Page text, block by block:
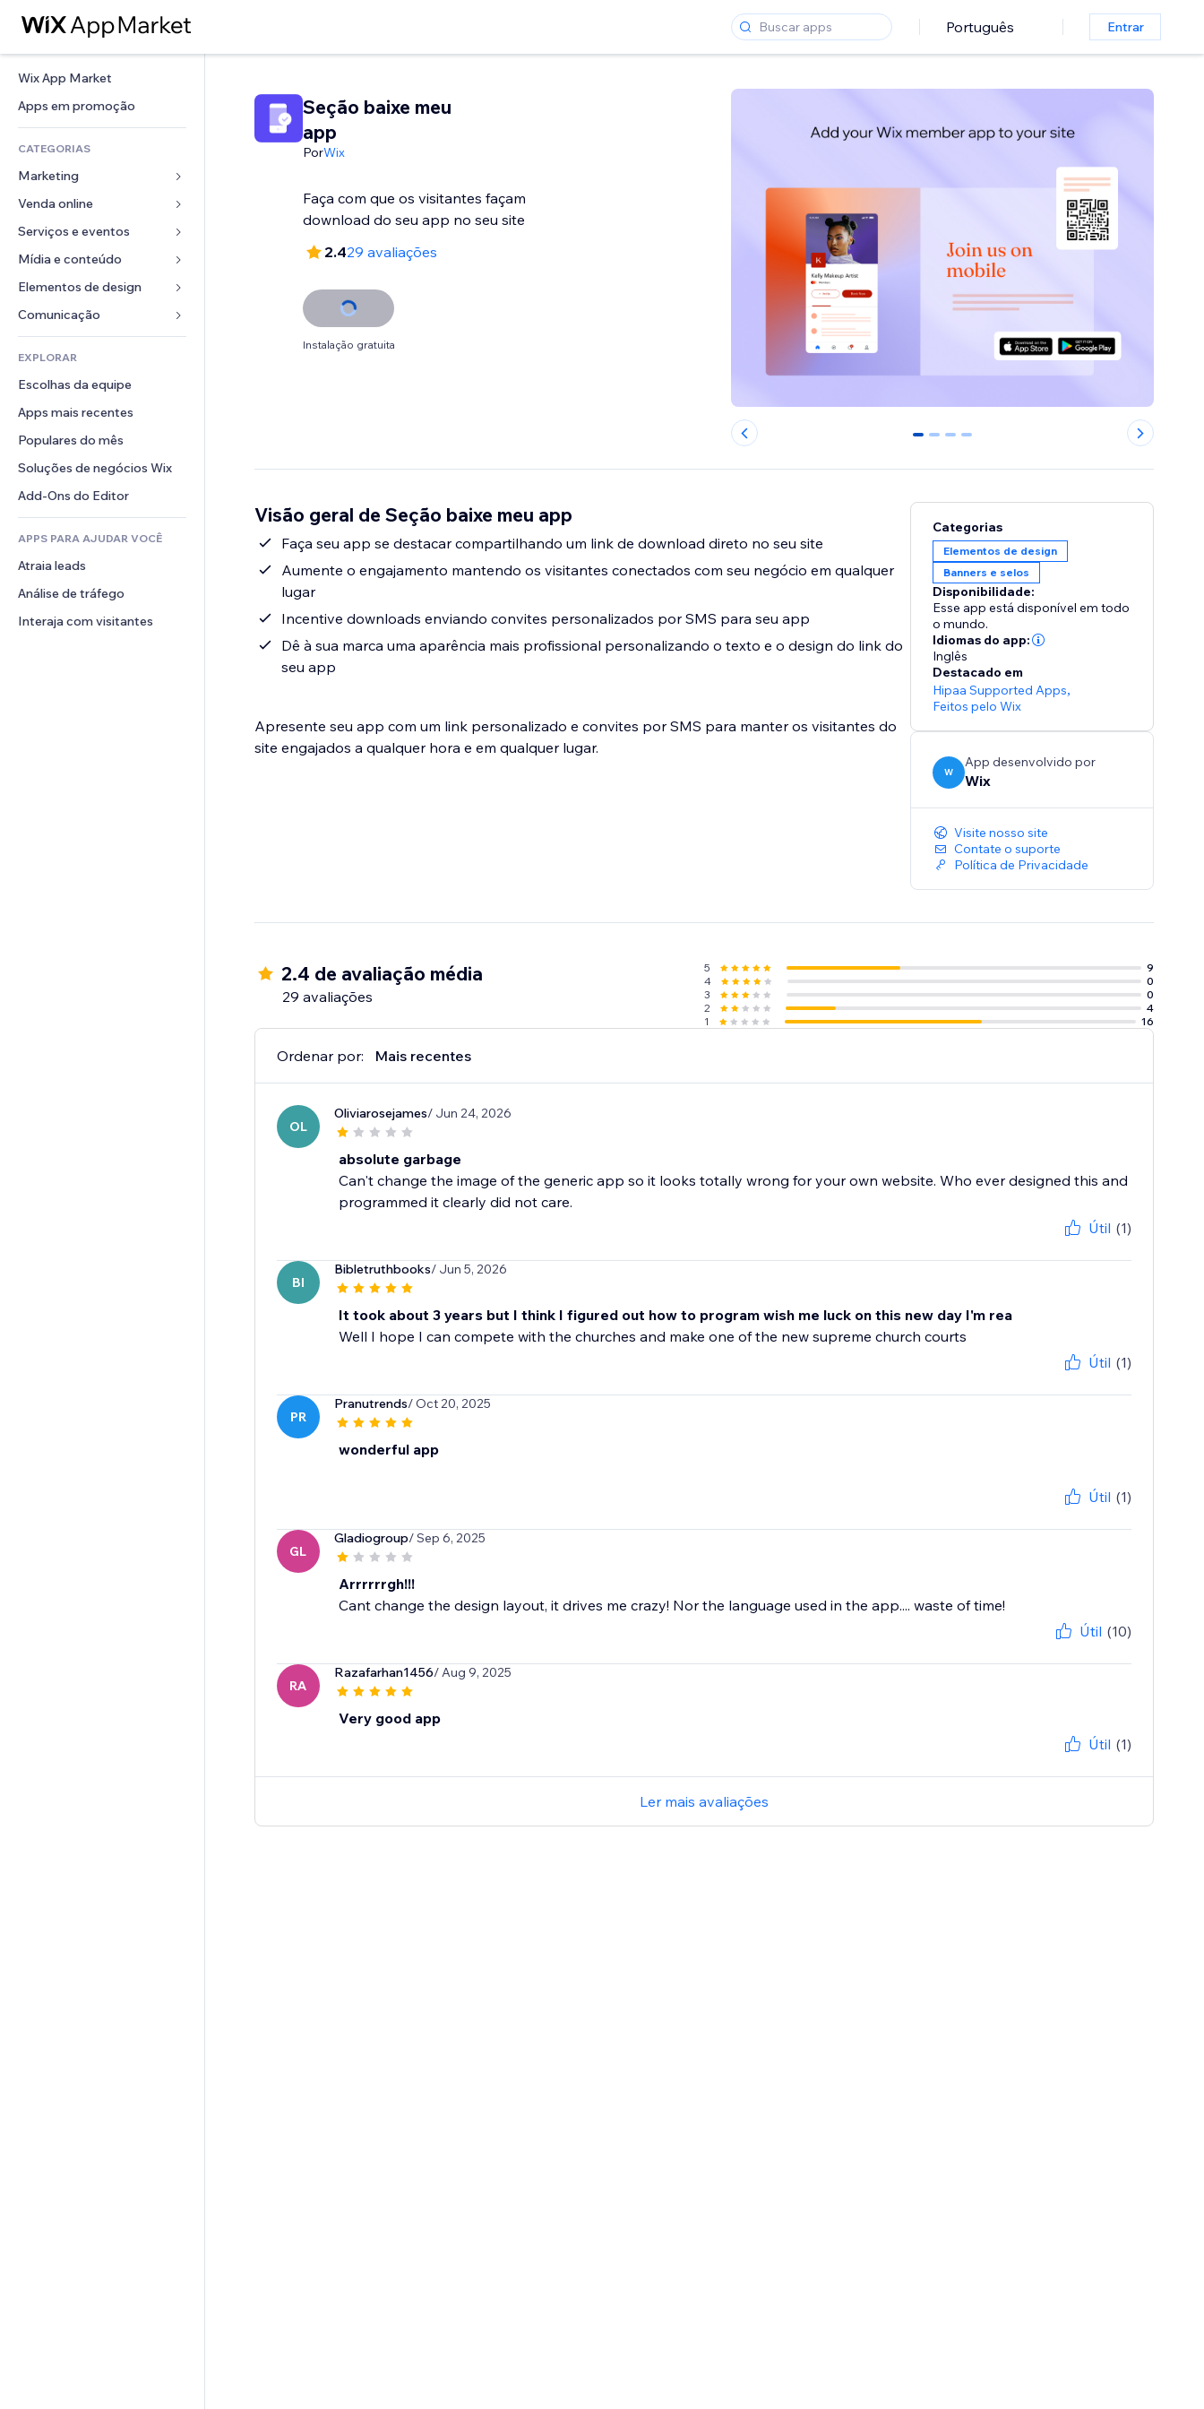
Português Entrar
Wix App Market
Apps em promoção
CATEGORIAS
Marketing
Anúncios
Mobile
Análises
Listas do site
Email
Venda online
Apps para lojas
Frete e entrega
Botões de venda
Contabilidade
Cupons e fidelidade
Soluções de armazenamento
Serviços e eventos
Hotéis
Eventos
Restaurantes
Imobiliária
Meus agendamentos
Mídia e conteúdo
Galeria
Músicas
Podcasts
Fotografia
Vídeo
PDF
Compartilhamento de arquivos
Notícias
Elementos de design
Mapas e navegação
Privacidade e segurança
Relógio
Templates de página
Efeitos de imagem
Botões e menus
Banners e selos
Calculadoras
Busca
Previsão do tempo
Tabelas e gráficos
Formulários
Enquetes
Chat
Comentários
Telefone
Comunidade
Avaliações e depoimentos
CRM
EXPLORAR
Escolhas da equipe
Apps mais recentes
Populares do mês
Soluções de negócios Wix
Add-Ons do Editor
APPS PARA AJUDAR VOCÊ
Atraia leads
Análise de tráfego
Interaja com visitantes
Seção baixe meu
app
PorWix
Faça com que os visitantes façam
download do seu app no seu site
2.429 avaliações
Instalação gratuita
0 1 2 3
Visão geral de Seção baixe meu app
Faça seu app se destacar compartilhando um link de download direto no seu site
Aumente o engajamento mantendo os visitantes conectados com seu negócio em qualquer
lugar
Incentive downloads enviando convites personalizados por SMS para seu app
Dê à sua marca uma aparência mais profissional personalizando o texto e o design do link do
seu app
Apresente seu app com um link personalizado e convites por SMS para manter os visitantes do
site engajados a qualquer hora e em qualquer lugar.
Categorias
Elementos de design
Banners e selos
Disponibilidade:
Esse app está disponível em todo
o mundo.
Idiomas do app:
Inglês
Destacado em
Hipaa Supported Apps,
Feitos pelo Wix
W
App desenvolvido por
Wix
Visite nosso site
Contate o suporte
Política de Privacidade
2.4 de avaliação média
29 avaliações
5
9
4
0
3
0
2
4
1
16
Ordenar por: Mais recentes
OL
Oliviarosejames/ Jun 24, 2026
absolute garbage
Can't change the image of the generic app so it looks totally wrong for your own website. Who ever designed this and
programmed it clearly did not care.
Útil (1)
BI
Bibletruthbooks/ Jun 5, 2026
It took about 3 years but I think I figured out how to program wish me luck on this new day I'm rea
Well I hope I can compete with the churches and make one of the new supreme church courts
Útil (1)
PR
Pranutrends/ Oct 20, 2025
wonderful app
Útil (1)
GL
Gladiogroup/ Sep 6, 2025
Arrrrrrgh!!!
Cant change the design layout, it drives me crazy! Nor the language used in the app.... waste of time!
Útil (10)
RA
Razafarhan1456/ Aug 9, 2025
Very good app
Útil (1)
Ler mais avaliações